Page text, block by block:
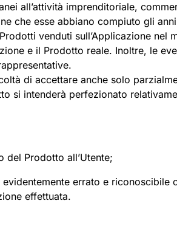
all’attività imprenditoriale,
che esse abbiano compiuto gli
venduti sull’Applicazione
e il Prodotto reale. Inoltre, le
di accettare anche solo
si intenderà perfezionato
del Prodotto all’Utente;
errato e
effettuata.